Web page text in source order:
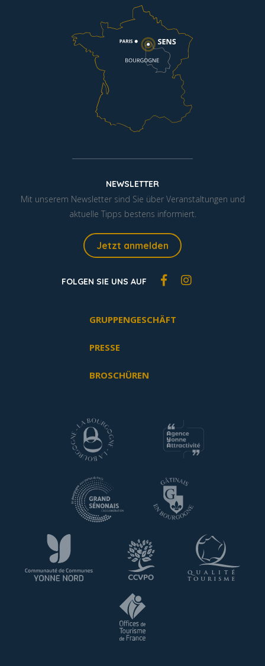
NEWSLETTER
Mit unserem Newsletter sind Sie über Veranstaltungen und
aktuelle Tipps bestens informiert.
Jetzt anmelden
FOLGEN SIE UNS AUF
GRUPPENGESCHÄFT
PRESSE
BROSCHÜREN